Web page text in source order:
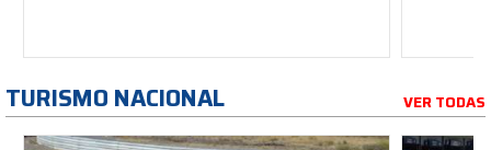
TURISMO NACIONAL VER TODAS